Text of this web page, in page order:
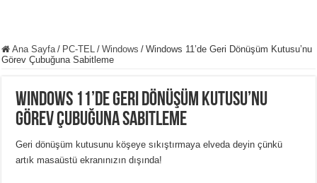
Ana Sayfa / PC-TEL / Windows / Windows 11’de Geri Dönüşüm Kutusu’nu
Görev Çubuğuna Sabitleme
Windows 11’de Geri Dönüşüm Kutusu’nu
Görev Çubuğuna Sabitleme
Geri dönüşüm kutusunu köşeye sıkıştırmaya elveda deyin çünkü
artık masaüstü ekranınızın dışında!